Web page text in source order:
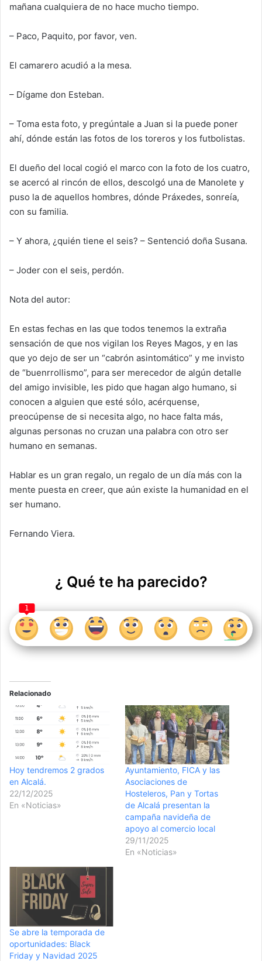
mañana cualquiera de no hace mucho tiempo.
– Paco, Paquito, por favor, ven.
El camarero acudió a la mesa.
– Dígame don Esteban.
– Toma esta foto, y pregúntale a Juan si la puede poner
ahí, dónde están las fotos de los toreros y los futbolistas.
El dueño del local cogió el marco con la foto de los cuatro,
se acercó al rincón de ellos, descolgó una de Manolete y
puso la de aquellos hombres, dónde Práxedes, sonreía,
con su familia.
– Y ahora, ¿quién tiene el seis? – Sentenció doña Susana.
– Joder con el seis, perdón.
Nota del autor:
En estas fechas en las que todos tenemos la extraña
sensación de que nos vigilan los Reyes Magos, y en las
que yo dejo de ser un “cabrón asintomático” y me invisto
de “buenrrollismo”, para ser merecedor de algún detalle
del amigo invisible, les pido que hagan algo humano, si
conocen a alguien que esté sólo, acérquense,
preocúpense de si necesita algo, no hace falta más,
algunas personas no cruzan una palabra con otro ser
humano en semanas.
Hablar es un gran regalo, un regalo de un día más con la
mente puesta en creer, que aún existe la humanidad en el
ser humano.
Fernando Viera.
¿ Qué te ha parecido?
1
Relacionado
Hoy tendremos 2 grados
en Alcalá.
22/12/2025
En «Noticias»
Ayuntamiento, FICA y las
Asociaciones de
Hosteleros, Pan y Tortas
de Alcalá presentan la
campaña navideña de
apoyo al comercio local
29/11/2025
En «Noticias»
Se abre la temporada de
oportunidades: Black
Friday y Navidad 2025